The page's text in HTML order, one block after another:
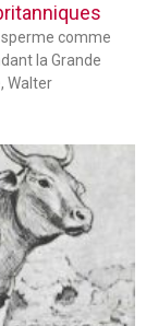
comme
la Grande
Walter